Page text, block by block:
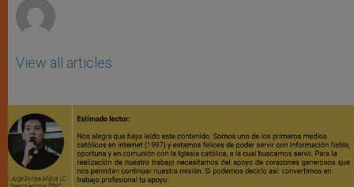
View all articles